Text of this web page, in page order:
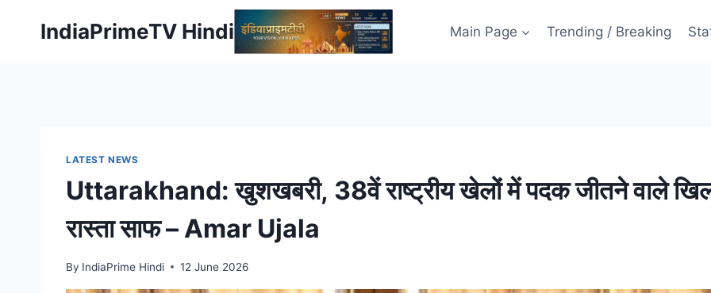
IndiaPrimeTV Hindi Main Page Trending / Breaking
LATEST NEWS
Uttarakhand: खुशखबरी, 38वें राष्ट्रीय खेलों में पदक जीतने वाले
रास्ता साफ – Amar Ujala
By IndiaPrime Hindi 12 June 2026